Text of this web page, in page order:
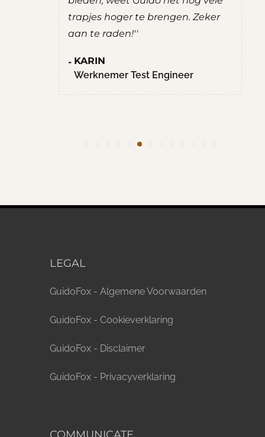
trapjes hoger te brengen. Zeker
aan te raden!''
KARIN
Werknemer Test Engineer
LEGAL
GuidoFox - Algemene Voorwaarden
GuidoFox - Cookieverklaring
GuidoFox - Disclaimer
GuidoFox - Privacyverklaring